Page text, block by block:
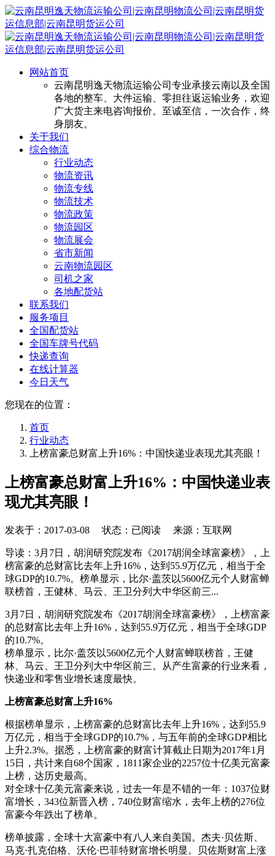
网站首页
云南昆明逸天物流运输公司专业承接云南以及全国
各地的整车、大件运输、零担往返运输业务，欢迎
广大货主来电咨询报价。至诚至信，一次合作，终
身朋友。
关于我们
综合物流
行业动态
物流资讯
物流专线
物流技术
物流政策
物流园区
物流展会
省市新闻
云南物流园区
司机之家
各地配货站
联系我们
服务项目
全国配货站
全国车牌号代码
快递查询
在线计算器
今日天气
您现在的位置：
首页
行业动态
上榜富豪总财富上升16%：中国快递业表现尤其亮眼！
上榜富豪总财富上升16%：中国快递业表
现尤其亮眼！
发表于： 2017-03-08 状态：已阅读 来源：互联网
导读：3月7日，胡润研究院发布《2017胡润全球富豪榜》，上
榜富豪的总财富比去年上升16%，达到55.9万亿元，相当于全
球GDP的10.7%。榜单显示，比尔·盖茨以5600亿元个人财富蝉
联榜首，王健林、马云、王卫分列大中华区前三...
3月7日，胡润研究院发布《2017胡润全球富豪榜》，上榜富豪
的总财富比去年上升16%，达到55.9万亿元，相当于全球GDP
的10.7%。
榜单显示，比尔·盖茨以5600亿元个人财富蝉联榜首，王健
林、马云、王卫分列大中华区前三。从产生富豪的行业来看，
快递业和零售业增长速度最快。
上榜富豪总财富上升16%
根据榜单显示，上榜富豪的总财富比去年上升16%，达到55.9
万亿元，相当于全球GDP的10.7%，与五年前的全球GDP相比
上升2.3%。据悉，上榜富豪的财富计算截止日期为2017年1月
15日，共计来自68个国家，1811家企业的2257位十亿美元富豪
上榜，达历史最高。
对全球十亿美元富豪来说，过去一年是不错的一年：1037位财
富增长，343位新晋入榜，740位财富缩水，去年上榜的276位
富豪今年跌出了榜单。
榜单披露，全球十大富豪中有八人来自美国。杰夫·贝佐斯、
马克·扎克伯格、沃伦·巴菲特财富增长明显。贝佐斯财富上涨